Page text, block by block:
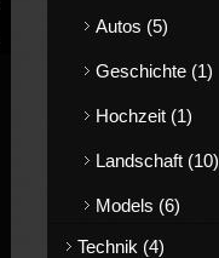
Autos (5)
Geschichte(1)
Hochzeit(1)
Landschaft(10)
Models (6)
Technik (4)